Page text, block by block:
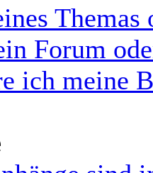
Themas
Forum
ich meine